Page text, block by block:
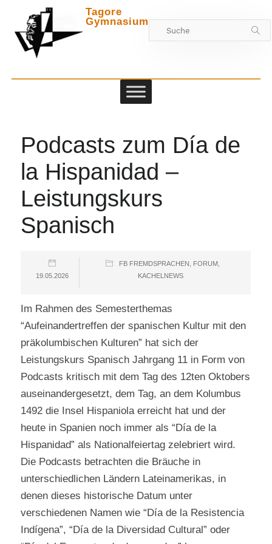
Zwischen
Tagore
Gymnasium
Podcasts zum Día de
la Hispanidad –
Leistungskurs
Spanisch
19.05.2026
FB FREMDSPRACHEN FORUM
KACHELNEWS
Im Rahmen des Semesterthemas
“Aufeinandertreffen der spanischen Kultur mit den
präkolumbischen Kulturen” hat sich der
Leistungskurs Spanisch Jahrgang 11 in Form von
Podcasts kritisch mit dem Tag des 12ten Oktobers
auseinandergesetzt, dem Tag, an dem Kolumbus
1492 die Insel Hispaniola erreicht hat und der
heute in Spanien noch immer als “Día de la
Hispanidad” als Nationalfeiertag zelebriert wird.
Die Podcasts betrachten die Bräuche in
unterschiedlichen Ländern Lateinamerikas, in
denen dieses historische Datum unter
verschiedenen Namen wie “Día de la Resistencia
Indígena”, “Día de la Diversidad Cultural” oder